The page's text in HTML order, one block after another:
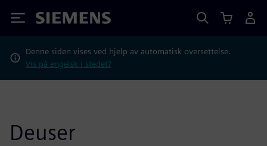
Siemens
Denne siden vises ved hjelp av automatisk oversettelse.
Vis på engelsk i stedet?
Deuser